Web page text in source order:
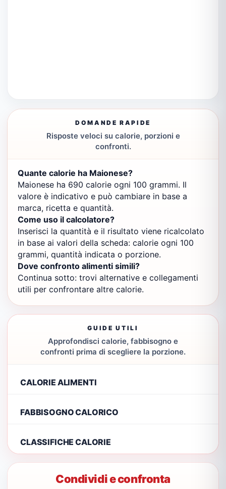
DOMANDE RAPIDE
Risposte veloci su calorie, porzioni e
confronti.
Quante calorie ha Maionese?
Maionese ha 690 calorie ogni 100 grammi. Il
valore è indicativo e può cambiare in base a
marca, ricetta e quantità.
Come uso il calcolatore?
Inserisci la quantità e il risultato viene ricalcolato
in base ai valori della scheda: calorie ogni 100
grammi, quantità indicata o porzione.
Dove confronto alimenti simili?
Continua sotto: trovi alternative e collegamenti
utili per confrontare altre calorie.
GUIDE UTILI
Approfondisci calorie, fabbisogno e
confronti prima di scegliere la porzione.
CALORIE ALIMENTI
FABBISOGNO CALORICO
CLASSIFICHE CALORIE
Condividi e confronta